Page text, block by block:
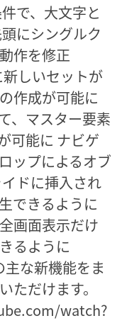
で、大文字と
にシングルク
作を修正
しいセットが
作成が可能に
、マスター要素
可能に ナビゲ
ップによるオブ
ドに挿入され
できるように
画面表示だけ
るように
な新機能をま
ただけます。
watch?